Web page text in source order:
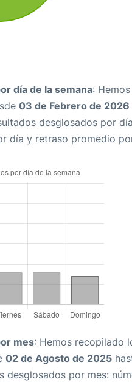
día de la semana:
03 de Febrero de 2026
desglosados por
día y retraso promedio
mes: Hemos recopilado
02 de Agosto de 2025
desglosados por mes: